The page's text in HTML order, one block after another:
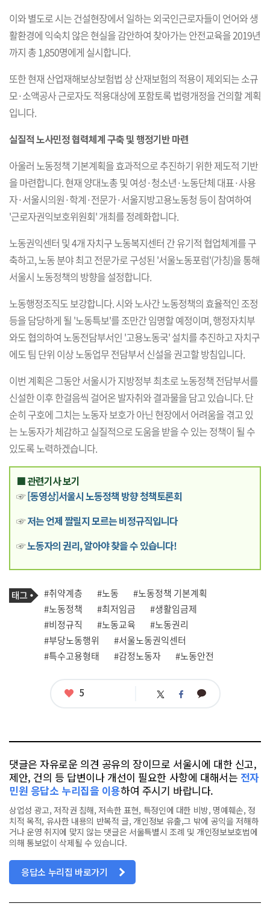
이와 별도로 시는 건설현장에서 일하는 외국인근로자들이 언어와 생
활환경에 익숙치 않은 현실을 감안하여 찾아가는 안전교육을 2019년
까지 총 1,850명에게 실시합니다.
또한 현재 산업재해보상보험법 상 산재보험의 적용이 제외되는 소규
모·소액공사 근로자도 적용대상에 포함토록 법령개정을 건의할 계획
입니다.
실질적 노사민정 협력체계 구축 및 행정기반 마련
아울러 노동정책 기본계획을 효과적으로 추진하기 위한 제도적 기반
을 마련합니다. 현재 양대노총 및 여성·청소년·노동단체 대표·사용
자·서울시의원·학계·전문가·서울지방고용노동청 등이 참여하여
'근로자권익보호위원회' 개최를 정례화합니다.
노동권익센터 및 4개 자치구 노동복지센터 간 유기적 협업체계를 구
축하고, 노동 분야 최고 전문가로 구성된 '서울노동포럼'(가칭)을 통해
서울시 노동정책의 방향을 설정합니다.
노동행정조직도 보강합니다. 시와 노사간 노동정책의 효율적인 조정
등을 담당하게 될 '노동특보'를 조만간 임명할 예정이며, 행정자치부
와도 협의하여 노동전담부서인 '고용노동국' 설치를 추진하고 자치구
에도 팀 단위 이상 노동업무 전담부서 신설을 권고할 방침입니다.
이번 계획은 그동안 서울시가 지방정부 최초로 노동정책 전담부서를
신설한 이후 한걸음씩 걸어온 발자취와 결과물을 담고 있습니다. 단
순히 구호에 그치는 노동자 보호가 아닌 현장에서 어려움을 겪고 있
는 노동자가 체감하고 실질적으로 도움을 받을 수 있는 정책이 될 수
있도록 노력하겠습니다.
■ 관련기사 보기
☞[동영상]서울시 노동정책 방향 청책토론회
☞저는 언제 짤릴지 모르는 비정규직입니다
☞노동자의 권리, 알아야 찾을 수 있습니다!
기
사
관
련
태
그
태
그
#취약계층 #노동
#노동정책 기본계획
#노동정책
#최저임금
#생활임금제
#비정규직
#노동교육
#노동권리
#부당노동행위
#서울노동권익센터
#특수고용형태
#감정노동자 #노동안전
좋
5 트 페 카
댓글은 자유로운 의견 공유의 장이므로 서울시에 대한 신고,
제안, 건의 등 답변이나 개선이 필요한 사항에 대해서는 전자
민원 응답소 누리집을 이용하여 주시기 바랍니다.
상업성 광고, 저작권 침해, 저속한 표현, 특정인에 대한 비방, 명예훼손, 정
치적 목적, 유사한 내용의 반복적 글, 개인정보 유출,그 밖에 공익을 저해하
거나 운영 취지에 맞지 않는 댓글은 서울특별시 조례 및 개인정보보호법에
의해 통보없이 삭제될 수 있습니다.
응답소 누리집 바로가기